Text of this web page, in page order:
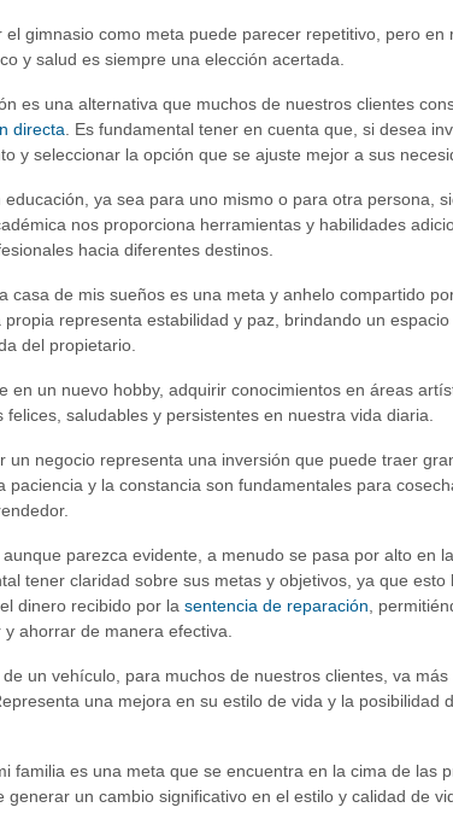
el gimnasio como meta puede parecer repetitivo, pero
y salud es siempre una elección acertada.
es una alternativa que muchos de nuestros clientes
directa . Es fundamental tener en cuenta que, si desea
y seleccionar la opción que se ajuste mejor a sus
educación, ya sea para uno mismo o para otra persona,
nos proporciona herramientas y habilidades
hacia diferentes destinos.
casa de mis sueños es una meta y anhelo compartido
propia representa estabilidad y paz, brindando un
del propietario.
en un nuevo hobby, adquirir conocimientos en áreas
felices, saludables y persistentes en nuestra vida diaria.
un negocio representa una inversión que puede traer
paciencia y la constancia son fundamentales para
parezca evidente, a menudo se pasa por alto en
tener claridad sobre sus metas y objetivos, ya que
dinero recibido por la sentencia de reparación ,
ahorrar de manera efectiva.
un vehículo, para muchos de nuestros clientes, va
una mejora en su estilo de vida y la posibilidad
familia es una meta que se encuentra en la cima de las
generar un cambio significativo en el estilo y calidad de